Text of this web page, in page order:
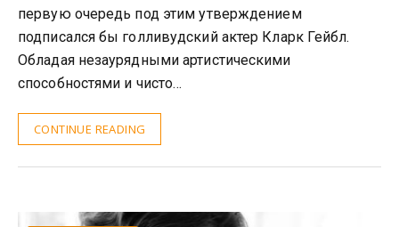
первую очередь под этим утверждением
подписался бы голливудский актер Кларк Гейбл.
Обладая незаурядными артистическими
способностями и чисто…
CONTINUE READING